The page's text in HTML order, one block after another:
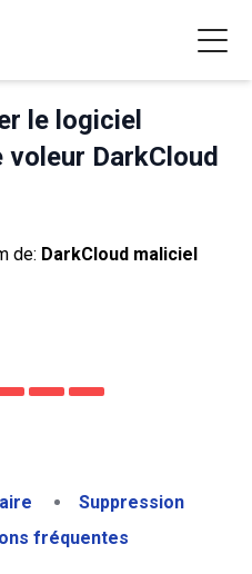
le logiciel
DarkCloud
de: DarkCloud maliciel
Suppression
fréquentes